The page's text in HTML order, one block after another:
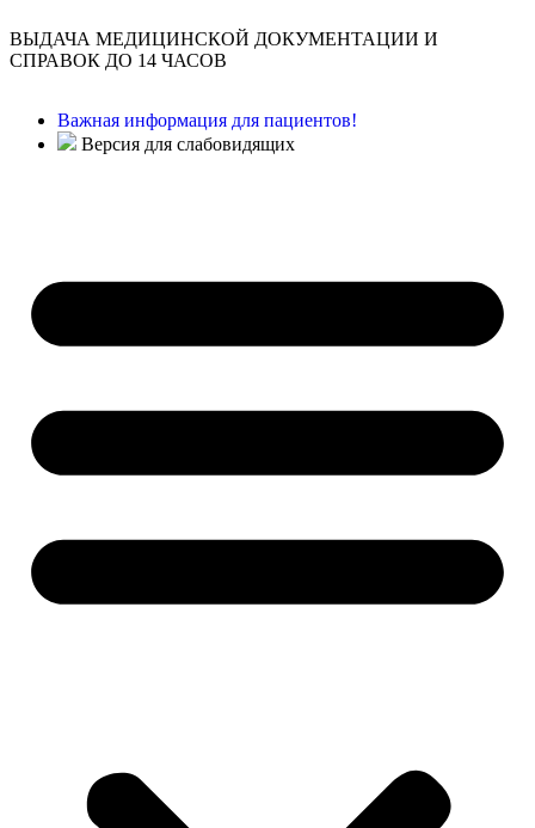
ВЫДАЧА МЕДИЦИНСКОЙ ДОКУМЕНТАЦИИ И
СПРАВОК ДО 14 ЧАСОВ
Важная информация для пациентов!
Версия для слабовидящих